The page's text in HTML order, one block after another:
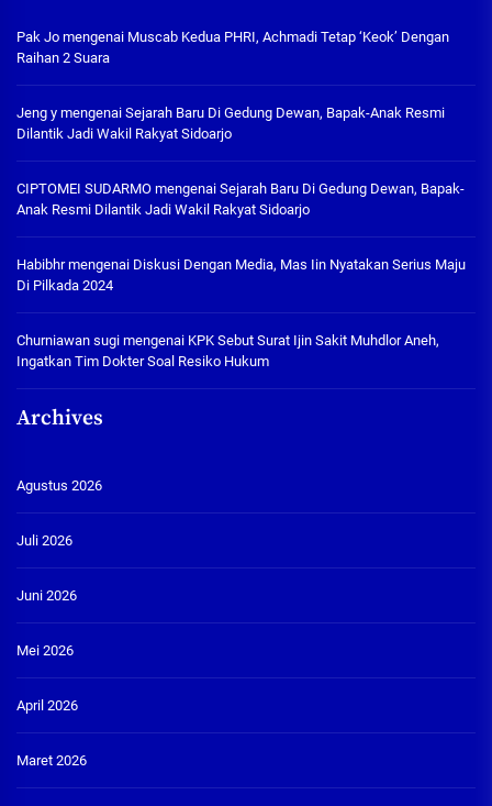
Pak Jo mengenai Muscab Kedua PHRI, Achmadi Tetap ‘Keok’ Dengan
Raihan 2 Suara
Jeng y mengenai Sejarah Baru Di Gedung Dewan, Bapak-Anak Resmi
Dilantik Jadi Wakil Rakyat Sidoarjo
CIPTOMEI SUDARMO mengenai Sejarah Baru Di Gedung Dewan, Bapak-
Anak Resmi Dilantik Jadi Wakil Rakyat Sidoarjo
Habibhrmengenai Diskusi Dengan Media, Mas Iin Nyatakan Serius Maju
Di Pilkada 2024
Churniawan sugi mengenai KPK Sebut Surat Ijin Sakit Muhdlor Aneh,
Ingatkan Tim Dokter Soal Resiko Hukum
Archives
Agustus 2026
Juli 2026
Juni 2026
Mei 2026
April 2026
Maret 2026